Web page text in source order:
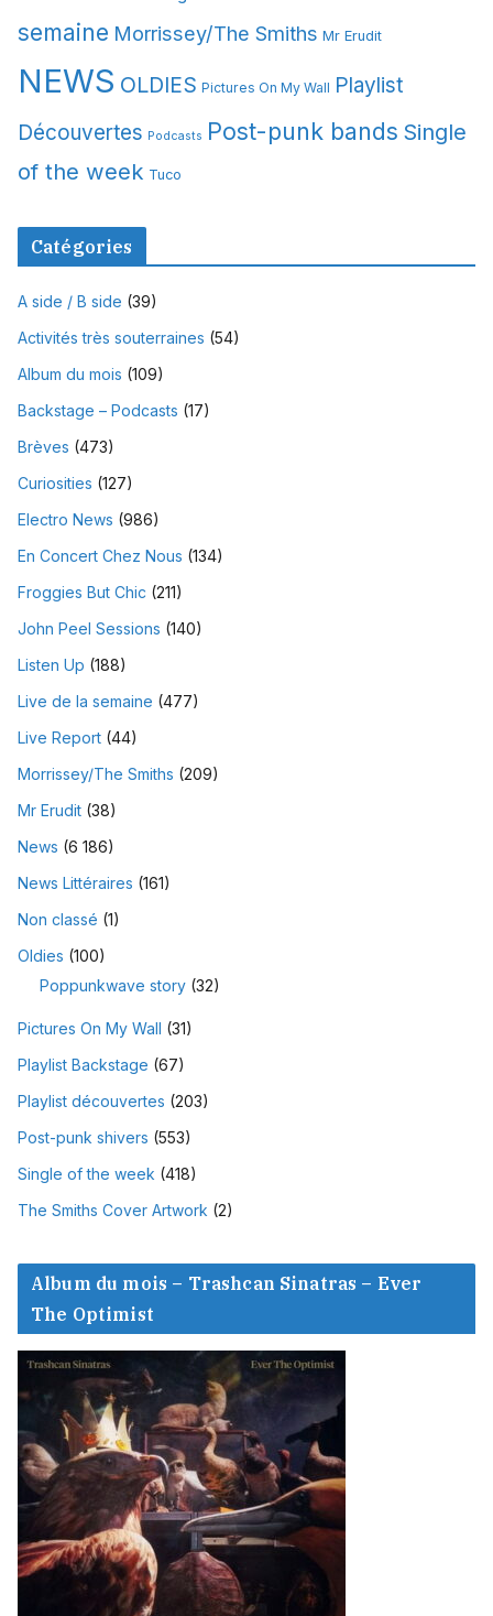
semaine Morrissey/The Smiths Mr Erudit
NEWS OLDIES Pictures On My Wall Playlist
Découvertes Podcasts Post-punk bands Single
of the week Tuco
Catégories
A side / B side (39)
Activités très souterraines (54)
Album du mois (109)
Backstage – Podcasts (17)
Brèves (473)
Curiosities (127)
Electro News (986)
En Concert Chez Nous (134)
Froggies But Chic (211)
John Peel Sessions (140)
Listen Up (188)
Live de la semaine (477)
Live Report (44)
Morrissey/The Smiths (209)
Mr Erudit (38)
News (6 186)
News Littéraires (161)
Non classé (1)
Oldies (100)
Poppunkwave story (32)
Pictures On My Wall (31)
Playlist Backstage (67)
Playlist découvertes (203)
Post-punk shivers (553)
Single of the week (418)
The Smiths Cover Artwork (2)
Album du mois – Trashcan Sinatras – Ever
The Optimist